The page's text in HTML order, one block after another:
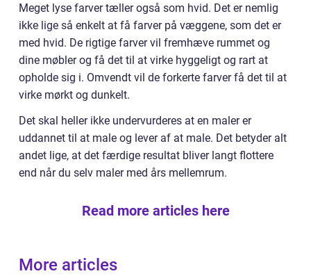
Meget lyse farver tæller også som hvid. Det er nemlig
ikke lige så enkelt at få farver på væggene, som det er
med hvid. De rigtige farver vil fremhæve rummet og
dine møbler og få det til at virke hyggeligt og rart at
opholde sig i. Omvendt vil de forkerte farver få det til at
virke mørkt og dunkelt.
Det skal heller ikke undervurderes at en maler er
uddannet til at male og lever af at male. Det betyder alt
andet lige, at det færdige resultat bliver langt flottere
end når du selv maler med års mellemrum.
Read more articles here
More articles